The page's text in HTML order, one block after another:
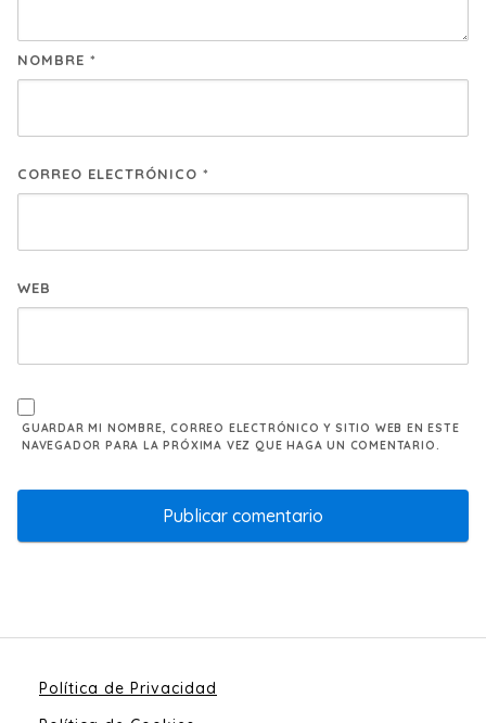
NOMBRE *
CORREO ELECTRÓNICO *
WEB
GUARDAR MI NOMBRE, CORREO ELECTRÓNICO Y SITIO WEB EN ESTE
NAVEGADOR PARA LA PRÓXIMA VEZ QUE HAGA UN COMENTARIO.
Política de Privacidad